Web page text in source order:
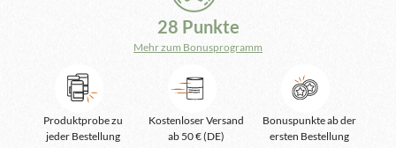
28 Punkte
Mehr zum Bonusprogramm
Produktprobe zu
jeder Bestellung
Kostenloser Versand
ab 50 € (DE)
Bonuspunkte ab der
ersten Bestellung